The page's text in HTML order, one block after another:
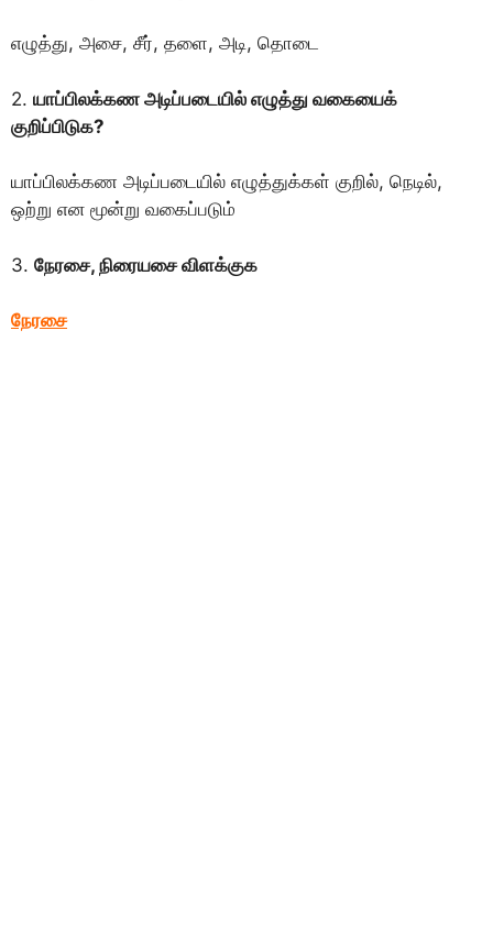
எழுத்து, அசை, சீர், தளை, அடி, தொடை
2. யாப்பிலக்கண அடிப்படையில் எழுத்து வகையைக்
குறிப்பிடுக?
யாப்பிலக்கண அடிப்படையில் எழுத்துக்கள் குறில், நெடில்,
ஒற்று என மூன்று வகைப்படும்
3. நேரசை, நிரையசை விளக்குக
நேரசை